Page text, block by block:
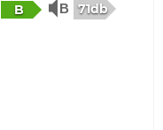
B 71db